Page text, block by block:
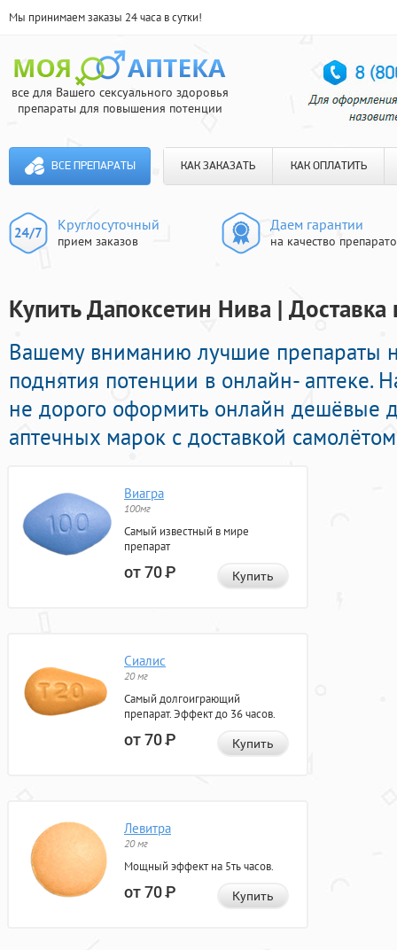
Мы принимаем заказы 24 часа в сутки!
все для Вашего сексуального здоровья
препараты для повышения потенции
ВСЕ ПРЕПАРАТЫ КАК ЗАКАЗАТЬ КАК ОПЛАТИТЬ
Круглосуточный
прием заказов
Даем гарантии
на качество
Купить Дапоксетин Нива | Доставка
Вашему вниманию лучшие препараты
поднятия потенции в онлайн- аптеке.
не дорого оформить онлайн дешёвые
аптечных марок с доставкой
Виагра
100мг
Самый известный в мире
препарат
от 70Р Купить
Сиалис
20 мг
Самый долгоиграющий
препарат. Эффект до 36 часов.
от 70Р Купить
Левитра
20 мг
Мощный эффект на 5ть часов.
от 70Р Купить